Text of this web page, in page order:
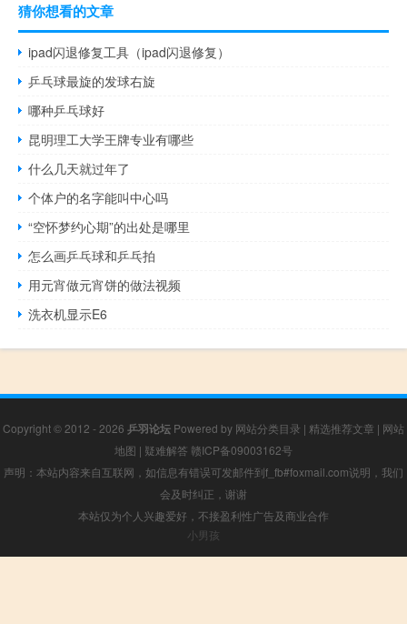
猜你想看的文章
ipad闪退修复工具（ipad闪退修复）
乒乓球最旋的发球右旋
哪种乒乓球好
昆明理工大学王牌专业有哪些
什么几天就过年了
个体户的名字能叫中心吗
“空怀梦约心期”的出处是哪里
怎么画乒乓球和乒乓拍
用元宵做元宵饼的做法视频
洗衣机显示E6
Copyright © 2012 - 2026 乒羽论坛 Powered by 网站分类目录 | 精选推荐文章 | 网站
地图 | 疑难解答 赣ICP备09003162号
声明：本站内容来自互联网，如信息有错误可发邮件到f_fb#foxmail.com说明，我们
会及时纠正，谢谢
本站仅为个人兴趣爱好，不接盈利性广告及商业合作
小男孩